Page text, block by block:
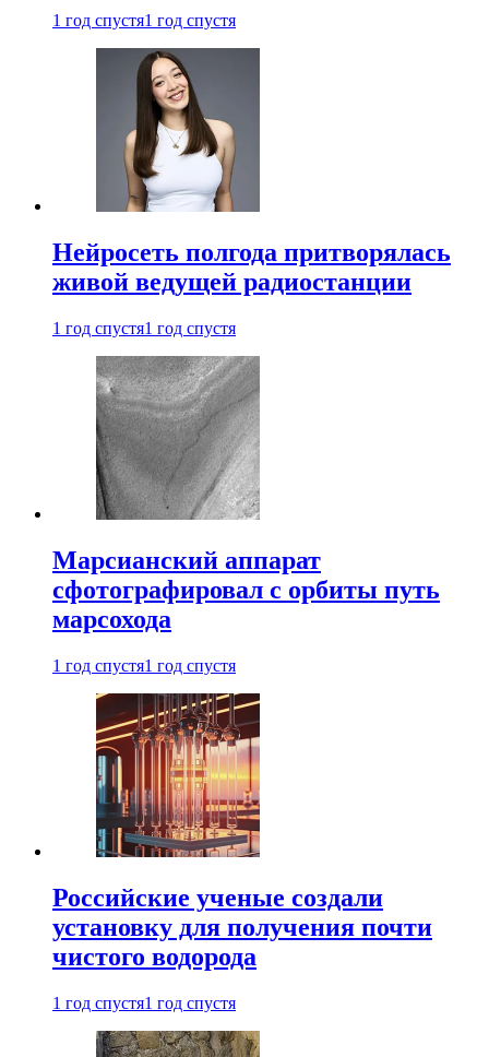
1 год спустя1 год спустя
Нейросеть полгода притворялась
живой ведущей радиостанции
1 год спустя1 год спустя
Марсианский аппарат
сфотографировал с орбиты путь
марсохода
1 год спустя1 год спустя
Российские ученые создали
установку для получения почти
чистого водорода
1 год спустя1 год спустя